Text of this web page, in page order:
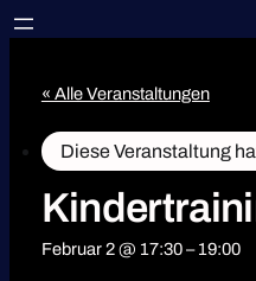
« Alle Veranstaltungen
Diese Veranstaltung
Februar 2 @ 17:30–19:00